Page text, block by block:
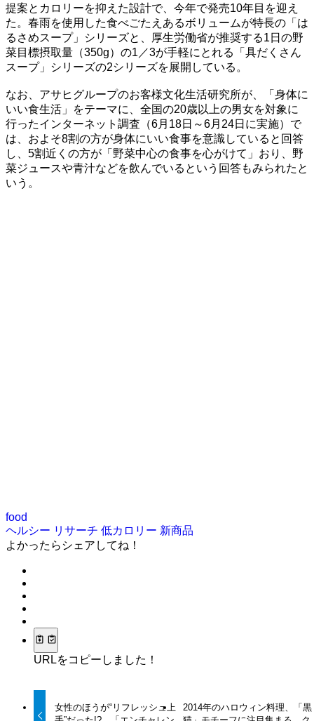
提案とカロリーを抑えた設計で、今年で発売10年目を迎え
た。春雨を使用した食べごたえあるボリュームが特長の「は
るさめスープ」シリーズと、厚生労働省が推奨する1日の野
菜目標摂取量（350g）の1／3が手軽にとれる「具だくさん
スープ」シリーズの2シリーズを展開している。
なお、アサヒグループのお客様文化生活研究所が、「身体に
いい食生活」をテーマに、全国の20歳以上の男女を対象に
行ったインターネット調査（6月18日～6月24日に実施）で
は、およそ8割の方が身体にいい食事を意識していると回答
し、5割近くの方が「野菜中心の食事を心がけて」おり、野
菜ジュースや青汁などを飲んでいるという回答もみられたと
いう。
food
ヘルシー リサーチ 低カロリー 新商品
よかったらシェアしてね！
URLをコピーしました！
女性のほうが“リフレッシュ上
2014年のハロウィン料理、「黒